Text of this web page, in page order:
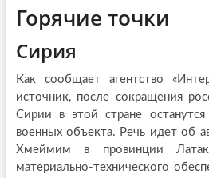
Горячие точки
Сирия
Как сообщает агентство
источник, после сокращения
Сирии в этой стране
военных объекта. Речь идет об
Хмеймим в провинции
материально-технического